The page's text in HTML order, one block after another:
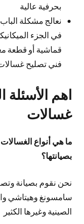
بحرفية عالية
نعالج مشكلة
في الجزء
قماشية أو قطعة
فني تصليح
اهم الأسئلة
غسالات
ما هي أنواع
بصيانتها؟
نحن نقوم بصيانة
سامسونغ وهيتاشي
الصينية وغيرها الكثير